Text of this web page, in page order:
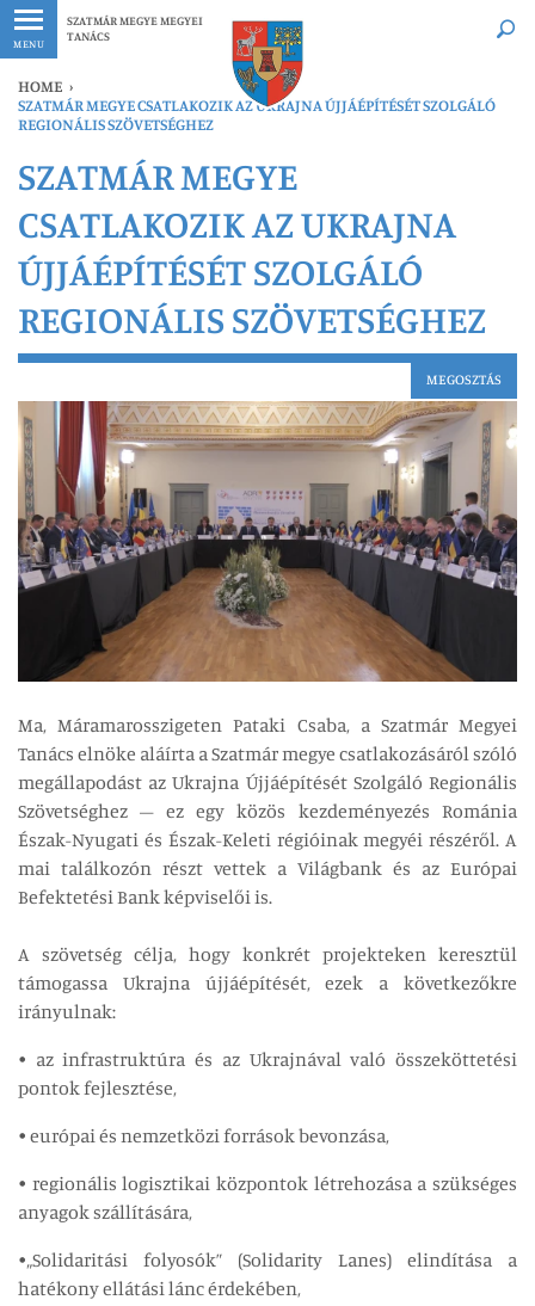
MENU
SZATMÁR MEGYE MEGYEI
TANÁCS
Legfrissebb Bármikor
HOME ›
SZATMÁR MEGYE CSATLAKOZIK AZ UKRAJNA ÚJJÁÉPÍTÉSÉT SZOLGÁLÓ
REGIONÁLIS SZÖVETSÉGHEZ
SZATMÁR MEGYE
CSATLAKOZIK AZ UKRAJNA
ÚJJÁÉPÍTÉSÉT SZOLGÁLÓ
REGIONÁLIS SZÖVETSÉGHEZ
MEGOSZTÁS
Ma, Máramarosszigeten Pataki Csaba, a Szatmár Megyei
Tanács elnöke aláírta a Szatmár megye csatlakozásáról szóló
megállapodást az Ukrajna Újjáépítését Szolgáló Regionális
Szövetséghez – ez egy közös kezdeményezés Románia
Észak-Nyugati és Észak-Keleti régióinak megyéi részéről. A
mai találkozón részt vettek a Világbank és az Európai
Befektetési Bank képviselői is.
A szövetség célja, hogy konkrét projekteken keresztül
támogassa Ukrajna újjáépítését, ezek a következőkre
irányulnak:
• az infrastruktúra és az Ukrajnával való összeköttetési
pontok fejlesztése,
• európai és nemzetközi források bevonzása,
• regionális logisztikai központok létrehozása a szükséges
anyagok szállítására,
•„Solidaritási folyosók” (Solidarity Lanes) elindítása a
hatékony ellátási lánc érdekében,